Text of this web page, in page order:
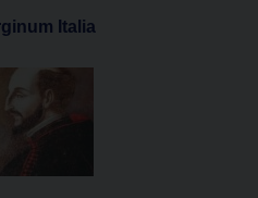
Italia